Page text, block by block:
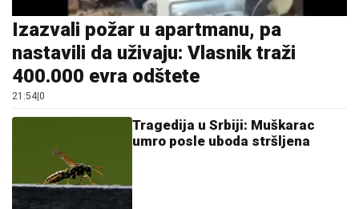
Izazvali požar u apartmanu, pa
nastavili da uživaju: Vlasnik traži
400.000 evra odštete
21:54 0
Tragedija u Srbiji: Muškarac
umro posle uboda stršljena